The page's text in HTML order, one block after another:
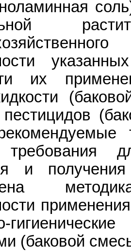
их
пестицидов
и
(баковой